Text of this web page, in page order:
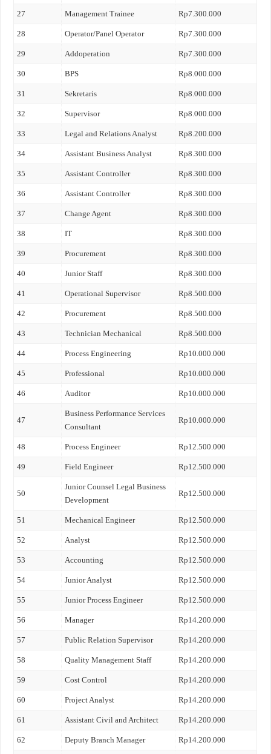
27 Management Trainee Rp7.300.000
28 Operator/Panel Operator Rp7.300.000
29 Addoperation Rp7.300.000
30 BPS Rp8.000.000
31 Sekretaris Rp8.000.000
32 Supervisor Rp8.000.000
33 Legal and Relations Analyst Rp8.200.000
34 Assistant Business Analyst Rp8.300.000
35 Assistant Controller Rp8.300.000
36 Assistant Controller Rp8.300.000
37 Change Agent Rp8.300.000
38 IT Rp8.300.000
39 Procurement Rp8.300.000
40 Junior Staff Rp8.300.000
41 Operational Supervisor Rp8.500.000
42 Procurement Rp8.500.000
43 Technician Mechanical Rp8.500.000
44 Process Engineering Rp10.000.000
45 Professional Rp10.000.000
46 Auditor Rp10.000.000
47
Business Performance Services
Consultant
Rp10.000.000
48 Process Engineer Rp12.500.000
49 Field Engineer Rp12.500.000
50
Junior Counsel Legal Business
Development
Rp12.500.000
51 Mechanical Engineer Rp12.500.000
52 Analyst Rp12.500.000
53 Accounting Rp12.500.000
54 Junior Analyst Rp12.500.000
55 Junior Process Engineer Rp12.500.000
56 Manager Rp14.200.000
57 Public Relation Supervisor Rp14.200.000
58 Quality Management Staff Rp14.200.000
59 Cost Control Rp14.200.000
60 Project Analyst Rp14.200.000
61 Assistant Civil and Architect Rp14.200.000
62 Deputy Branch Manager Rp14.200.000